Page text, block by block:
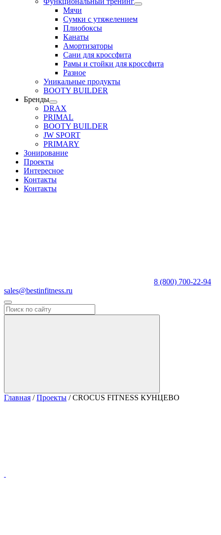
Мячи
Сумки с утяжелением
Плиобоксы
Канаты
Амортизаторы
Сани для кроссфита
Рамы и стойки для кроссфита
Разное
Уникальные продукты
BOOTY BUILDER
Бренды
DRAX
PRIMAL
BOOTY BUILDER
JW SPORT
PRIMARY
Зонирование
Проекты
Интересное
Контакты
Контакты
8 (800) 700-22-94
sales@bestinfitness.ru
Главная / Проекты / CROCUS FITNESS КУНЦЕВО